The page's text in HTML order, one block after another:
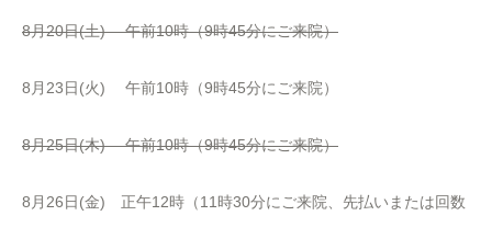
8月20日(土) 午前10時（9時45分にご来院）
8月23日(火) 午前10時（9時45分にご来院）
8月25日(木) 午前10時（9時45分にご来院）
8月26日(金) 正午12時（11時30分にご来院、先払いまたは回数